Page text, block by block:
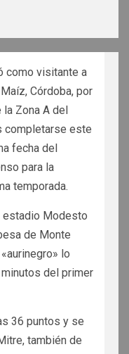
como visitante a
Córdoba, por
Zona A del
completarse este
fecha del
para la
temporada.
estadio Modesto
de Monte
lo
del primer
36 puntos y se
también de